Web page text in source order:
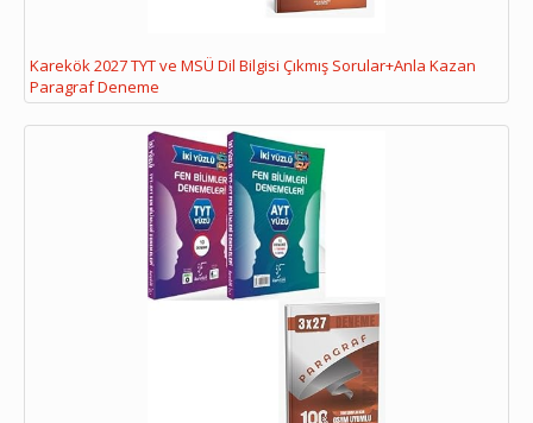
Karekök 2027 TYT ve MSÜ Dil Bilgisi Çıkmış Sorular+Anla Kazan
Paragraf Deneme